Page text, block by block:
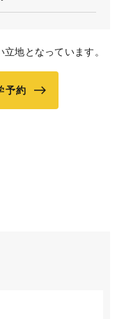
地となっています。
予約